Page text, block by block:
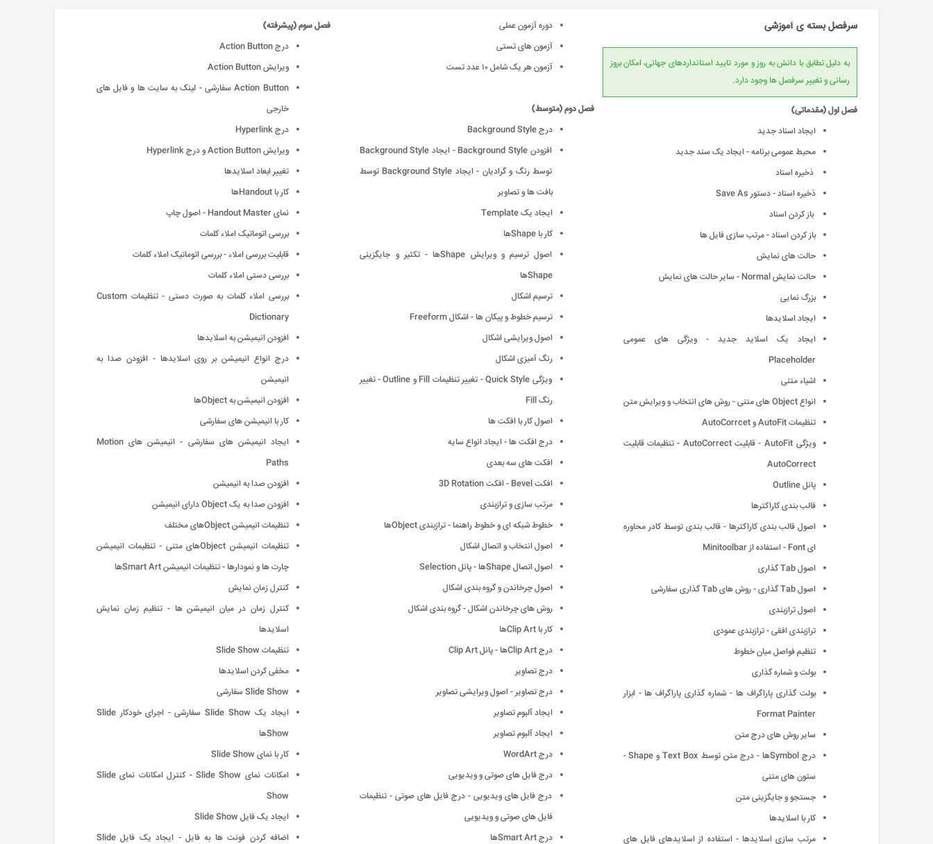
سرفصل بسته ی آموزشی
به دلیل تطابق با دانش به روز و مورد تایید استانداردهای جهانی، امکان بروز
رسانی و تغییر سرفصل ها وجود دارد.
فصل اول (مقدماتی)
ایجاد اسناد جدید
محیط عمومی برنامه - ایجاد یک سند جدید
ذخیره اسناد
ذخیره اسناد - دستور Save As
باز كردن اسناد
باز كردن اسناد - مرتب سازی فایل ها
حالت های نمایش
حالت نمایش Normal - سایر حالت های نمایش
بزرگ نمایی
ایجاد اسلایدها
ایجاد یک اسلاید جدید - ویژگی های عمومی
Placeholder
اشیاء متنی
انواع Object های متنی - روش های انتخاب و ویرایش متن
تنظیمات AutoFit و AutoCorrcet
ویژگی AutoFit - قابلیت AutoCorrect - تنظیمات قابلیت
AutoCorrect
پانل Outline
قالب بندی كاراكترها
اصول قالب بندی كاراكترها - قالب بندی توسط كادر محاوره
ای Font - استفاده از Minitoolbar
اصول Tab گذاری
اصول Tab گذاری - روش های Tab گذاری سفارشی
اصول ترازبندی
ترازبندی افقی - ترازبندی عمودی
تنظیم فواصل میان خطوط
بولت و شماره گذاری
بولت گذاری پاراگراف ها - شماره گذاری پاراگراف ها - ابزار
Format Painter
سایر روش های درج متن
درج Symbolها - درج متن توسط Text Box و Shape -
ستون های متنی
جستجو و جایگزینی متن
كار با اسلایدها
مرتب سازی اسلایدها - استفاده از اسلایدهای فایل های
دوره آزمون عملی
آزمون های تستی
آزمون هر یک شامل ١٠ عدد تست
فصل دوم (متوسط)
درج Background Style
افزودن Background Style - ایجاد Background Style
توسط رنگ و گرادیان - ایجاد Background Style توسط
بافت ها و تصاویر
ایجاد یک Template
كار با Shapeها
اصول ترسیم و ویرایش Shapeها - تكثیر و جایگزینی
Shapeها
ترسیم اشكال
ترسیم خطوط و پیكان ها - اشكال Freeform
اصول ویرایشی اشكال
رنگ آمیزی اشكال
ویژگی Quick Style - تغییر تنظیمات Fill و Outline - تغییر
رنگ Fill
اصول كار با افكت ها
درج افكت ها - ایجاد انواع سایه
افكت های سه بعدی
افكت Bevel - افكت 3D Rotation
مرتب سازی و ترازبندی
خطوط شبكه ای و خطوط راهنما - ترازبندی Objectها
اصول انتخاب و اتصال اشكال
اصول اتصال Shapeها - پانل Selection
اصول چرخاندن و گروه بندی اشكال
روش های چرخاندن اشكال - گروه بندی اشكال
كار با Clip Artها
درج Clip Artها - پانل Clip Art
درج تصاویر
درج تصاویر - اصول ویرایشی تصاویر
ایجاد آلبوم تصاویر
ایجاد آلبوم تصاویر
درج WordArt
درج فایل های صوتی و ویدیویی
درج فایل های ویدیویی - درج فایل های صوتی - تنظیمات
فایل های صوتی و ویدیویی
درج Smart Artها
فصل سوم (پیشرفته)
درج Action Button
ویرایش Action Button
Action Button سفارشی - لینک به سایت ها و فایل های
خارجی
درج Hyperlink
ویرایش Action Button و درج Hyperlink
تغییر ابعاد اسلایدها
كار با Handoutها
نمای Handout Master - اصول چاپ
بررسی اتوماتیک املاء كلمات
قابلیت بررسی املاء - بررسی اتوماتیک املاء كلمات
بررسی دستی املاء كلمات
بررسی املاء كلمات به صورت دستی - تنظیمات Custom
Dictionary
افزودن انیمیشن به اسلایدها
درج انواع انیمیشن بر روی اسلایدها - افزودن صدا به
انیمیشن
افزودن انیمیشن به Objectها
كار با انیمیشن های سفارشی
ایجاد انیمیشن های سفارشی - انیمیشن های Motion
Paths
افزودن صدا به انیمیشن
افزودن صدا به یک Object دارای انیمیشن
تنظیمات انیمیشن Objectهای مختلف
تنظیمات انیمیشن Objectهای متنی - تنظیمات انیمیشن
چارت ها و نمودارها - تنظیمات انیمیشن Smart Artها
كنترل زمان نمایش
كنترل زمان در میان انیمیشن ها - تنظیم زمان نمایش
اسلایدها
تنظیمات Slide Show
مخفی كردن اسلایدها
Slide Show سفارشی
ایجاد یک Slide Show سفارشی - اجرای خودكار Slide
Showها
كار با نمای Slide Show
امكانات نمای Slide Show - كنترل امكانات نمای Slide
Show
ایجاد یک فایل Slide Show
اضافه كردن فونت ها به فایل - ایجاد یک فایل Slide